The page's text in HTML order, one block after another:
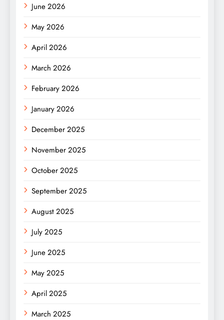
June 2026
May 2026
April 2026
March 2026
February 2026
January 2026
December 2025
November 2025
October 2025
September 2025
August 2025
July 2025
June 2025
May 2025
April 2025
March 2025